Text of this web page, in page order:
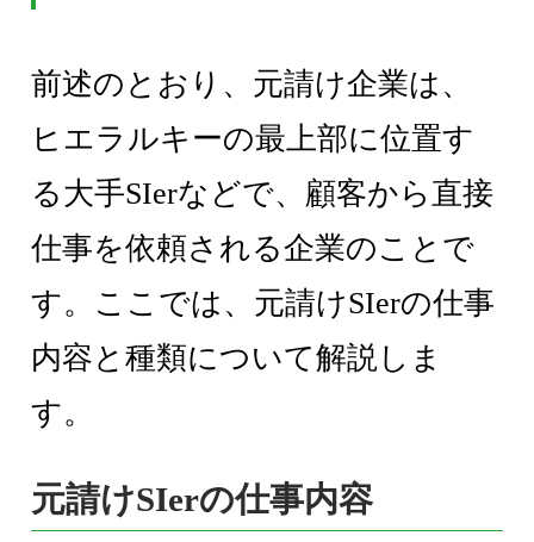
前述のとおり、元請け企業は、
ヒエラルキーの最上部に位置す
る大手SIerなどで、顧客から直接
仕事を依頼される企業のことで
す。ここでは、元請けSIerの仕事
内容と種類について解説しま
す。
元請けSIerの仕事内容